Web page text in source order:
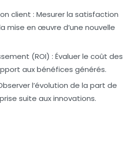
client : Mesurer la satisfaction
mise en œuvre d’une nouvelle
(ROI) : Évaluer le coût des
aux bénéfices générés.
l’évolution de la part de
suite aux innovations.